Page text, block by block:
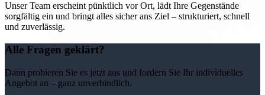
Unser Team erscheint pünktlich vor Ort, lädt Ihre Gegenstände
sorgfältig ein und bringt alles sicher ans Ziel – strukturiert, schnell
und zuverlässig.
Alle Fragen geklärt?
Dann probieren Sie es jetzt aus und fordern Sie Ihr individuelles
Angebot an – ganz unverbindlich.